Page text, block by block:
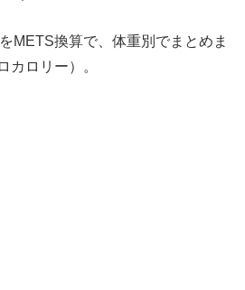
METS換算で、体重別でまとめま
カロリー）。